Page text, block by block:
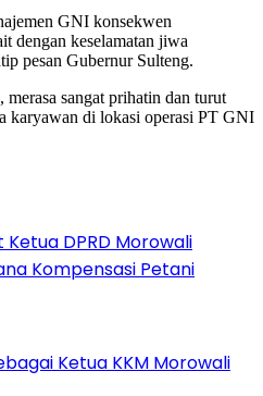
GNI konsekwen
dengan keselamatan jiwa
pesan Gubernur Sulteng.
sangat prihatin dan turut
karyawan di lokasi operasi PT GNI
DPRD Morowali
Kompensasi Petani
Ketua KKM Morowali